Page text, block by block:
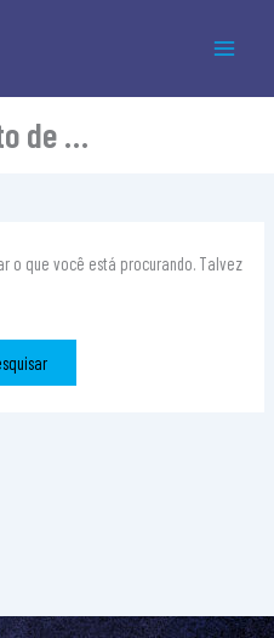
Correias para Jato de Granalha
o que você está procurando. Talvez